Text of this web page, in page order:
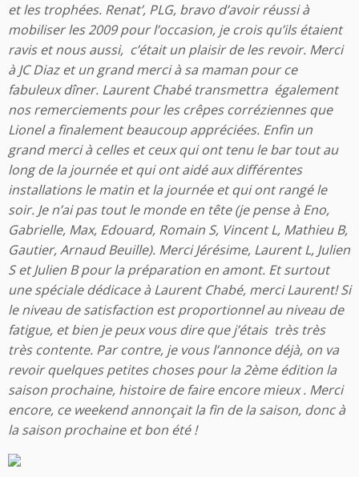
et les trophées. Renat’, PLG, bravo d’avoir réussi à
mobiliser les 2009 pour l’occasion, je crois qu’ils étaient
ravis et nous aussi, c’était un plaisir de les revoir. Merci
à JC Diaz et un grand merci à sa maman pour ce
fabuleux dîner. Laurent Chabé transmettra également
nos remerciements pour les crêpes corréziennes que
Lionel a finalement beaucoup appréciées. Enfin un
grand merci à celles et ceux qui ont tenu le bar tout au
long de la journée et qui ont aidé aux différentes
installations le matin et la journée et qui ont rangé le
soir. Je n’ai pas tout le monde en tête (je pense à Eno,
Gabrielle, Max, Edouard, Romain S, Vincent L, Mathieu B,
Gautier, Arnaud Beuille). Merci Jérésime, Laurent L, Julien
S et Julien B pour la préparation en amont. Et surtout
une spéciale dédicace à Laurent Chabé, merci Laurent! Si
le niveau de satisfaction est proportionnel au niveau de
fatigue, et bien je peux vous dire que j’étais très très
très contente. Par contre, je vous l’annonce déjà, on va
revoir quelques petites choses pour la 2ème édition la
saison prochaine, histoire de faire encore mieux . Merci
encore, ce weekend annonçait la fin de la saison, donc à
la saison prochaine et bon été !